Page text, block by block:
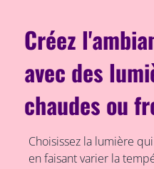
Créez
avec des
chaudes ou
Choisissez la lumière
en faisant varier la